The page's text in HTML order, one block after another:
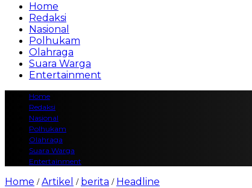
Home
Redaksi
Nasional
Polhukam
Olahraga
Suara Warga
Entertainment
Home
Redaksi
Nasional
Polhukam
Olahraga
Suara Warga
Entertainment
Home /Artikel / berita / Headline